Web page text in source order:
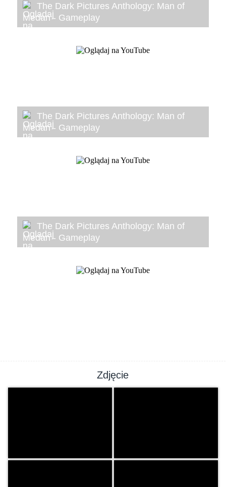
The Dark Pictures Anthology: Man of
Medan - Gameplay
The Dark Pictures Anthology: Man of
Medan - Gameplay
The Dark Pictures Anthology: Man of
Medan - Gameplay
Zdjęcie